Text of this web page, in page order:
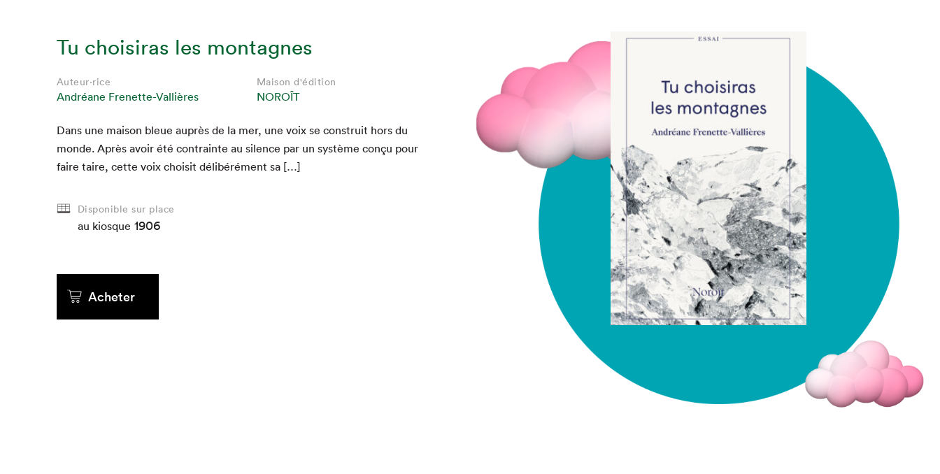
Tu choisiras les montagnes
Auteur·rice
Andréane Frenette-Vallières
Maison d'édition
NOROÎT
Dans une mai­son bleue auprès de la mer, une voix se con­stru­it hors du
monde. Après avoir été con­trainte au silence par un sys­tème conçu pour
faire taire, cette voix choisit délibéré­ment sa […]
Disponible sur place
au kiosque 1906
Acheter